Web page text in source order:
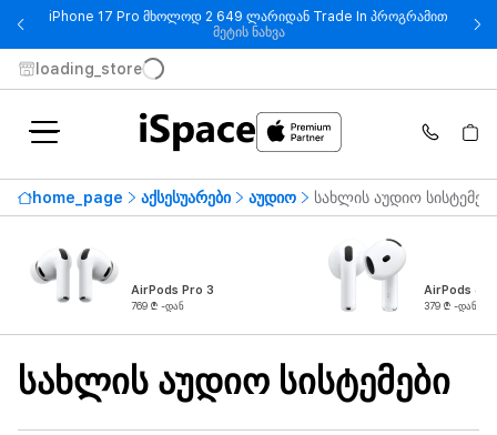
iPhone 17 Pro მხოლოდ 2 649 ლარიდან Trade In პროგრამით
მეტის ნახვა- iPhone 17 Pro მხოლოდ 2 649
loading_store
home_page აქსესუარები აუდიო სახლის აუდიო სისტემები
AirPods Pro 3
769 ₾ -დან
AirPods 4
379 ₾ -დან
სახლის აუდიო სისტემები
ხელმისაწვდომობა
ყველაზე მაღალი ფასი13 279 ₾
-დან
პროდუქტის ტიპი